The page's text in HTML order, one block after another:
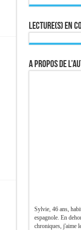
Lecture(s) en
A propos de
Sylvie, 46 ans,
espagnole. En
chroniques, j'aime